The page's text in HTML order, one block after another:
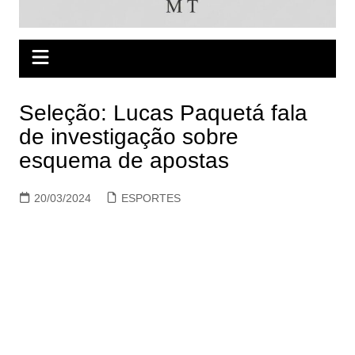
Seleção: Lucas Paquetá fala
de investigação sobre
esquema de apostas
20/03/2024 ESPORTES